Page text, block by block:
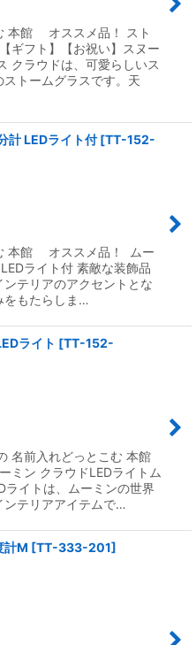
本館 オススメ品！ スト
ギフト】【お祝い】スヌー
クラウドは、可愛らしいス
ストームグラスです。天
計 LEDライト付 [TT-152-
本館 オススメ品！ ムー
ライト付 素敵な装飾品
ンテリアのアクセントとな
をもたらしま…
ライト [TT-152-
名前入れどっとこむ 本館
ミン クラウドLEDライトム
ライトは、ムーミンの世界
ンテリアアイテムで…
計M [TT-333-201]